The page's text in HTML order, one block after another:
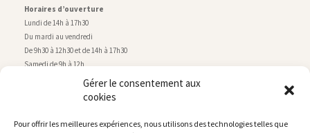
Gérer le consentement aux
cookies
Pour offrir les meilleures expériences, nous utilisons des technologies telles que
Horaires d’ouverture
Lundi de 14h à 17h30
Du mardi au vendredi
De 9h30 à 12h30 et de 14h à 17h30
Samedi de 9h à 12h
Service technique
rue de Montry–77700 Chessy